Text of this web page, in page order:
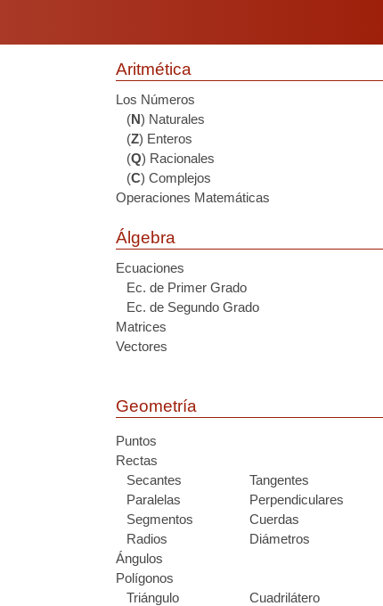
Aritmética
Los Números
(N) Naturales
(Z) Enteros
(Q) Racionales
(C) Complejos
Operaciones Matemáticas
Álgebra
Ecuaciones
Ec. de Primer Grado
Ec. de Segundo Grado
Matrices
Vectores
Geometría
Puntos
Rectas
Secantes
Tangentes
Paralelas
Perpendiculares
Segmentos
Cuerdas
Radios
Diámetros
Ángulos
Polígonos
Triángulo
Cuadrilátero